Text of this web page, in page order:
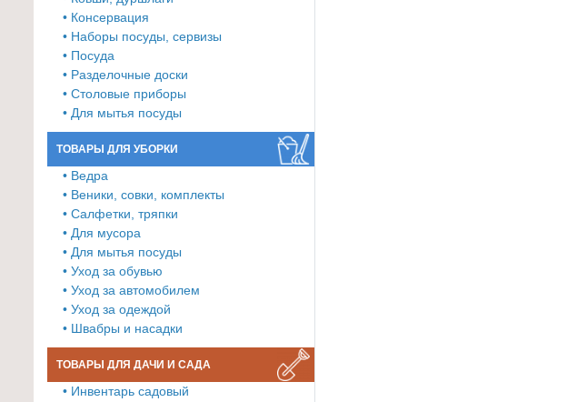
• Консервация
• Наборы посуды, сервизы
• Посуда
• Разделочные доски
• Столовые приборы
• Для мытья посуды
ТОВАРЫ ДЛЯ УБОРКИ
• Ведра
• Веники, совки, комплекты
• Салфетки, тряпки
• Для мусора
• Для мытья посуды
• Уход за обувью
• Уход за автомобилем
• Уход за одеждой
• Швабры и насадки
ТОВАРЫ ДЛЯ ДАЧИ И САДА
• Инвентарь садовый
Товары
ванной
туалета
Товары
для
Товары
хранения